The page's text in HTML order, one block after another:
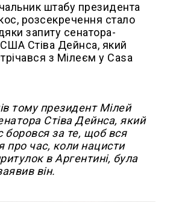
штабу президента
розсекречення стало
запиту сенатора-
Стіва Дейнса, який
з Мілеєм у Casa
тому президент Мілей
Стіва Дейнса, який
боровся за те, щоб вся
про час, коли нацисти
в Аргентині, була
він.